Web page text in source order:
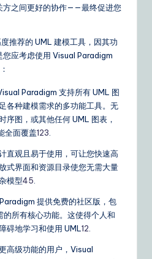
方之间更好的协作——最终促进您
推荐的 UML 建模工具，因其功
应考虑使用 Visual Paradigm
Paradigm 支持所有 UML 图
各种建模需求的多功能工具。无
序图，或其他任何 UML 图表，
全面覆盖123.
直观且易于使用，可让您快速高
式界面和资源目录使您无需大量
模型45.
提供免费的社区版，包
的所有核心功能。这使得个人和
碍地学习和使用 UML12.
高级功能的用户，Visual